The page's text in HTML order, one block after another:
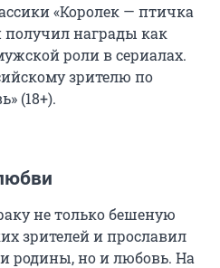
«Королек — птичка
получил награды как
роли в сериалах.
зрителю по
(18+).
не только бешеную
зрителей и прославил
родины, но и любовь. На